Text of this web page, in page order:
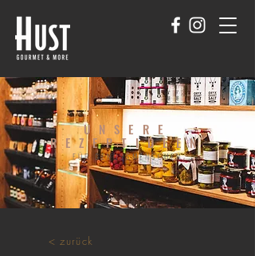
UNSERE
REZEPTIDEEN
FÜR GENUSSMENSCHEN
< zurück